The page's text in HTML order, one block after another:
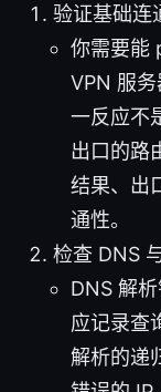
验证基础连
你需要能
VPN 服
一反应不
出口的路
结果、出
通性。
检查 DNS
DNS 解
应记录查
解析的递